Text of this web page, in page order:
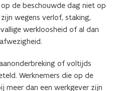
de beschouwde dag niet op
wegens verlof, staking,
werkloosheid of al dan
of voltijds
Werknemers die op de
meer dan een werkgever zijn